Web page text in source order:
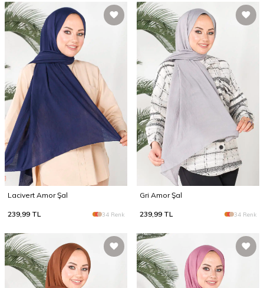
Lacivert Amor Şal
239,99 TL 34 Renk
Gri Amor Şal
239,99 TL 34 Renk